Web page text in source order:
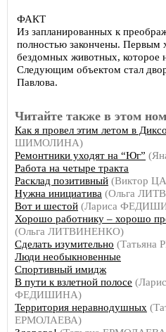
ФАКТ
Из запланированных к
полностью закончены. Первым
бездомных животных, которое
Следующим объектом стал
Павлова.
Читайте также в этом
Как я провел этим летом в
ШИМОЛИНА)
Ремонтники уходят на “Юг”
Работа на четыре тракта
Расклад позитивный (Виктор
Нужна инициатива (Ольга
Вот и шестой (Лариса
Хорошо работнику – хорошо
(Ольга ЛИТВИНЕНКО)
Сделать изумительно
Люди необыкновенные
Спортивный имидж
В пути к взлетной полосе
ФЕДИШИНА)
Территория неравнодушных
ЕРМОЛАЕВА)